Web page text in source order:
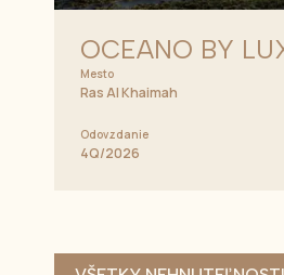
OCEANO BY
Mesto
Ras Al Khaimah
Odovzdanie
4Q/2026